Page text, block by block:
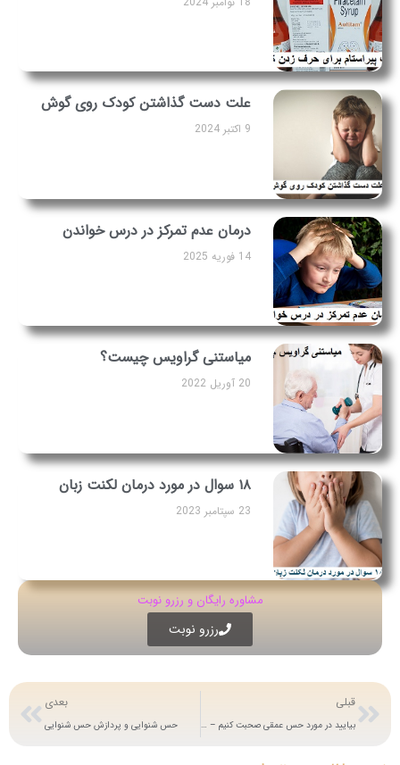
علت دست گذاشتن کودک روی گوش
9 اکتبر 2024
درمان عدم تمرکز در درس خواندن
14 فوریه 2025
میاستنی گراویس چیست؟
20 آوریل 2022
۱۸ سوال در مورد درمان لکنت زبان
23 سپتامبر 2023
مشاوره رایگان و رزرو نوبت
رزرو نوبت
قبلی
بیایید در مورد حس عمقی صحبت کنیم – حس ششم پنهان ما!
بعدی
حس شنوایی و پردازش حس شنوایی